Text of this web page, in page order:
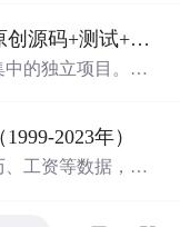
创新与产业创新仓颉测试套件不稳定性工具｜原创源码+测试+离线报告
的独立项目。每
、运行说明、
运行依赖，不包含
2023年）
工资等数据，包